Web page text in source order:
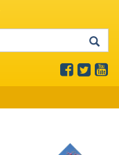
Canais